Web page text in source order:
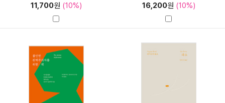
11,700원 (10%)
16,200원 (10%)